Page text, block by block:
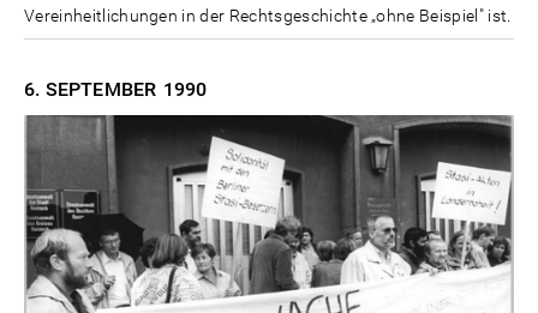
Vereinheitlichungen in der Rechtsgeschichte „ohne Beispiel" ist.
6. SEPTEMBER 1990